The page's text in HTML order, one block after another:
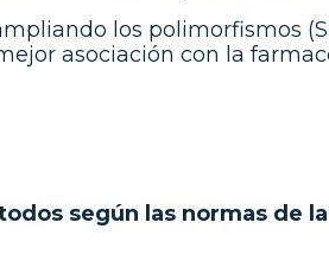
los polimorfismos
asociación con la
según las normas de la